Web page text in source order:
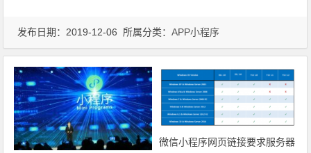
发布日期：2019-12-06 所属分类：APP小程序
微信小程序网页链接要求服务器